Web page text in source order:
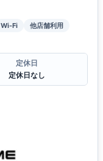
Wi-Fi
他店舗利用
定休日
定休日なし